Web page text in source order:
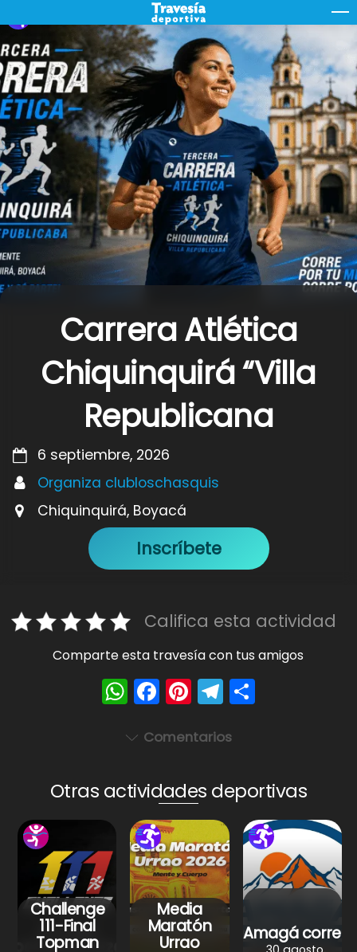
to
content
Carrera Atlética
Chiquinquirá “Villa
Republicana
6 septiembre, 2026
Organiza clubloschasquis
Chiquinquirá, Boyacá
Inscríbete
Califica esta actividad
Comparte esta travesía con tus amigos
W
h
a
A
p
p
F
a
c
b
o
o
k
Pi
nt
er
st
T
el
e
a
m
Comentarios
Otras actividades deportivas
Challenge
111-Final
Topman
Media
Maratón
Urrao Amagá corre